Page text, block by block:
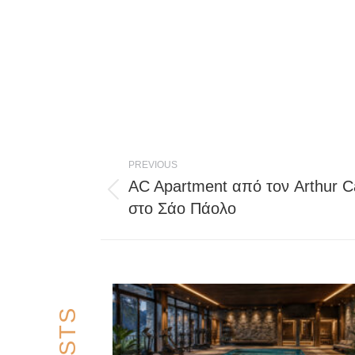
navigation
PREVIOUS
Previous
post:
AC Apartment από τον Arthur
στο Σάο Πάολο